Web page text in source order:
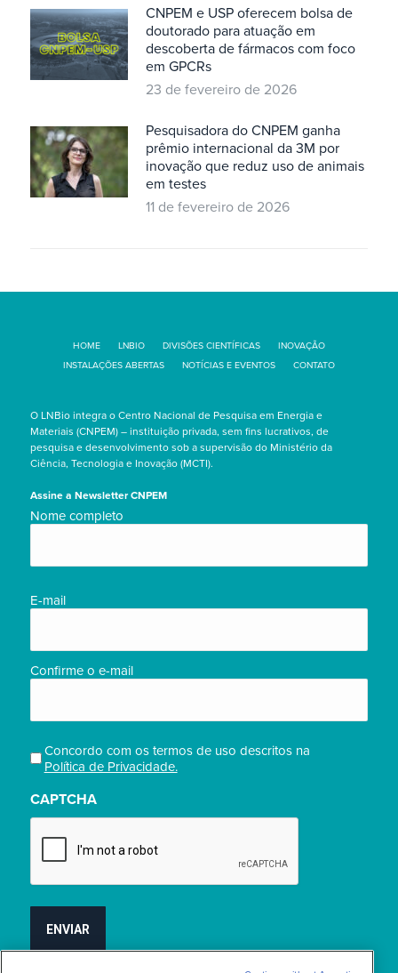
CNPEM e USP oferecem bolsa de
doutorado para atuação em
descoberta de fármacos com foco
em GPCRs
23 de fevereiro de 2026
Pesquisadora do CNPEM ganha
prêmio internacional da 3M por
inovação que reduz uso de animais
em testes
11 de fevereiro de 2026
HOME LNBIO DIVISÕES CIENTÍFICAS
INOVAÇÃO
INSTALAÇÕES ABERTAS
NOTÍCIAS E EVENTOS CONTATO
O LNBio integra o Centro Nacional de Pesquisa em Energia e
Materiais (CNPEM) – instituição privada, sem fins lucrativos, de
pesquisa e desenvolvimento sob a supervisão do Ministério da
Ciência, Tecnologia e Inovação (MCTI).
Assine a Newsletter CNPEM
Nome
Nome completo
E-
E-mail
Confirme o e-mail
Privacidade
(obrigatório)
Concordo com os termos de uso descritos na
Política de Privacidade.
CAPTCHA